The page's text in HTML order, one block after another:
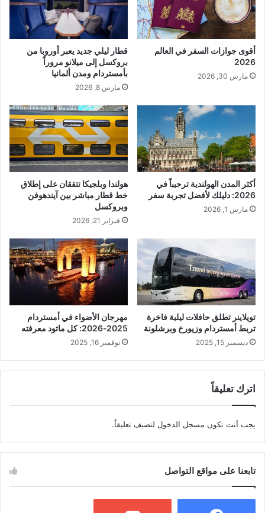
أقوى جوازات السفر في العالم
2026
مارس 30, 2026
قطار ليلي جديد يعبر أوروبا من
بروكسل إلى ميلانو مروراً
بأمستردام ومدن ألمانيا
مارس 8, 2026
أكثر المدن الهولندية ترحيباً في
2026: دليلك لأفضل تجربة سفر
مارس 1, 2026
هولندا وبلجيكا تتفقان على إطلاق
خط قطار مباشر بين آيندهوفن
وبروكسل
فبراير 21, 2026
تويلاینر تطلق حافلات ليلية فاخرة
تربط أمستردام وزيورخ وبرشلونة
ديسمبر 15, 2025
مهرجان الأضواء في أمستردام
2025‑2026: كل ماتود معرفته
نوفمبر 16, 2025
اترك تعليقاً
يجب أنت تكون مسجل الدخول لتضيف تعليقاً.
تابعنا على مواقع التواصل